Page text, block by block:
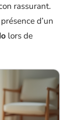
rassurant.
d’un
lors de